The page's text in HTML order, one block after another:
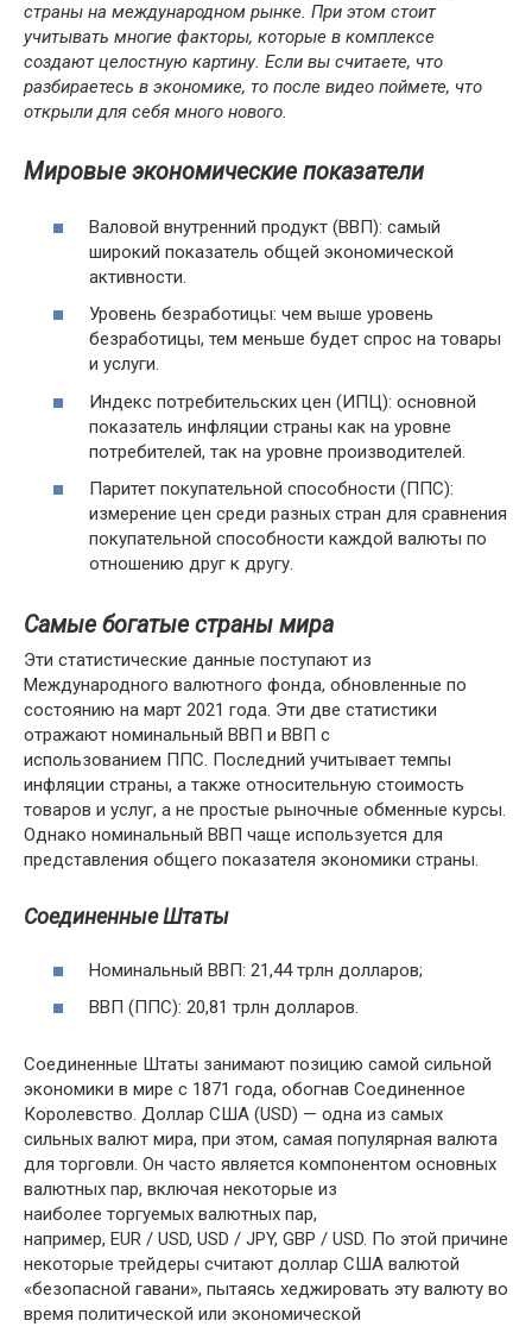
страны на международном рынке. При этом стоит
учитывать многие факторы, которые в комплексе
создают целостную картину. Если вы считаете, что
разбираетесь в экономике, то после видео поймете, что
открыли для себя много нового.
Мировые экономические показатели
Валовой внутренний продукт (ВВП): самый
широкий показатель общей экономической
активности.
Уровень безработицы: чем выше уровень
безработицы, тем меньше будет спрос на товары
и услуги.
Индекс потребительских цен (ИПЦ): основной
показатель инфляции страны как на уровне
потребителей, так на уровне производителей.
Паритет покупательной способности (ППС):
измерение цен среди разных стран для сравнения
покупательной способности каждой валюты по
отношению друг к другу.
Самые богатые страны мира
Эти статистические данные поступают из
Международного валютного фонда, обновленные по
состоянию на март 2021 года. Эти две статистики
отражают номинальный ВВП и ВВП с
использованием ППС. Последний учитывает темпы
инфляции страны, а также относительную стоимость
товаров и услуг, а не простые рыночные обменные курсы.
Однако номинальный ВВП чаще используется для
представления общего показателя экономики страны.
Соединенные Штаты
Номинальный ВВП: 21,44 трлн долларов;
ВВП (ППС): 20,81 трлн долларов.
Соединенные Штаты занимают позицию самой сильной
экономики в мире с 1871 года, обогнав Соединенное
Королевство. Доллар США (USD) — одна из самых
сильных валют мира, при этом, самая популярная валюта
для торговли. Он часто является компонентом основных
валютных пар, включая некоторые из
наиболее торгуемых валютных пар,
например, EUR / USD, USD / JPY, GBP / USD. По этой причине
некоторые трейдеры считают доллар США валютой
«безопасной гавани», пытаясь хеджировать эту валюту во
время политической или экономической